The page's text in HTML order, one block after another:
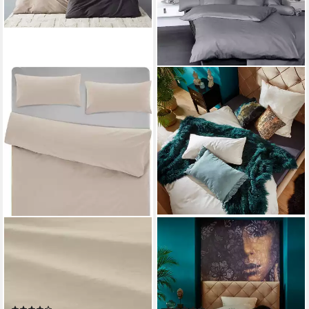
LEGER HOME BY LENA GERCKE
135x200, 155x220 cm oder
200x200, Renforcé, 2 teilig,
Bettwäsche Colors, Mako-
Satin, 2 teilig, feinfädige uni
Bettwäsche für alle
Jahreszeiten,